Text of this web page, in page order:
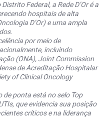
Federal, a Rede D’Or é a
hospitais de alta
D’Or) e uma ampla
por meio de
incluindo
(ONA), Joint Commission
de Acreditação Hospitalar
of Clinical Oncology
de ponta está no selo Top
que evidencia sua posição
críticos e na liderança